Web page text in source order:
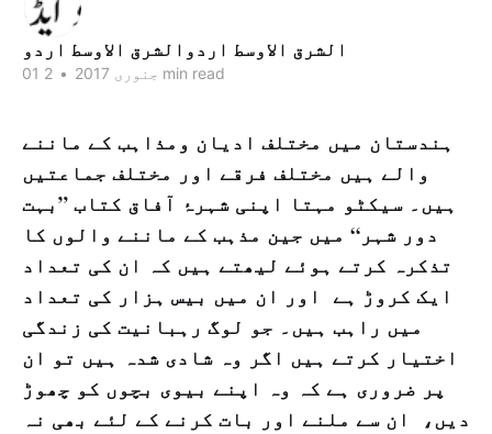
الشرق الاوسط اردوالشرق الاوسط اردو
01 جنوری 2017 • 2 min read
ہندستان میں مختلف ادیان ومذاہب کے ماننے
والے ہیں مختلف فرقے اور مختلف جماعتیں
ہیں۔ سیکٹو مہتا اپنی شہرۂ آفاق کتاب ”بہت
دور شہر“ میں جین مذہب کے ماننے والوں کا
تذکرہ کرتے ہوئے لیھتے ہیں کہ ان کی تعداد
ایک کروڑ ہے اور ان میں بیس ہزار کی تعداد
میں راہب ہیں۔ جو لوگ رہبانیت کی زندگی
اختیار کرتے ہیں اگر وہ شادی شدہ ہیں تو ان
پر ضروری ہے کہ وہ اپنے بیوی بچوں کو چھوڑ
دیں، ان سے ملنے اور بات کرنے کے لئے بھی نہ